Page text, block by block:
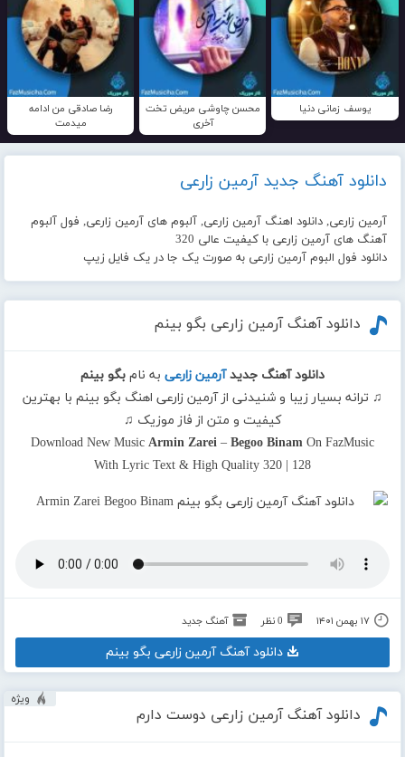
یوسف زمانی دنیا
محسن چاوشی مریض تخت
آخری
رضا صادقی من ادامه
میدمت
دانلود آهنگ جدید آرمین زارعی
آرمین زارعی, دانلود اهنگ آرمین زارعی, آلبوم های آرمین زارعی, فول آلبوم
آهنگ های آرمین زارعی با کیفیت عالی 320
دانلود فول البوم آرمین زارعی به صورت یک جا در یک فایل زیپ
دانلود آهنگ آرمین زارعی بگو بینم
دانلود آهنگ جدید آرمین زارعی به نام بگو بینم
♫ ترانه بسیار زیبا و شنیدنی از آرمین زارعی اهنگ بگو بینم با بهترین
کیفیت و متن از فاز موزیک ♫
Download New Music Armin Zarei – Begoo Binam On FazMusic
With Lyric Text & High Quality 320 | 128
۱۷ بهمن ۱۴۰۱ 0 نظر آهنگ جدید
دانلود آهنگ آرمین زارعی بگو بینم
دانلود آهنگ آرمین زارعی دوست دارم
ویژه